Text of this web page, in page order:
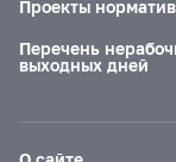
Проекты
Перечень
выходных дней